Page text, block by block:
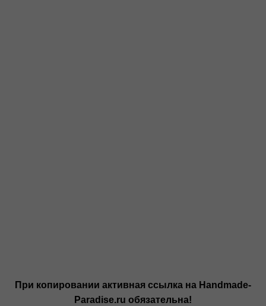
При копировании активная ссылка на Handmade-
Paradise.ru обязательна!